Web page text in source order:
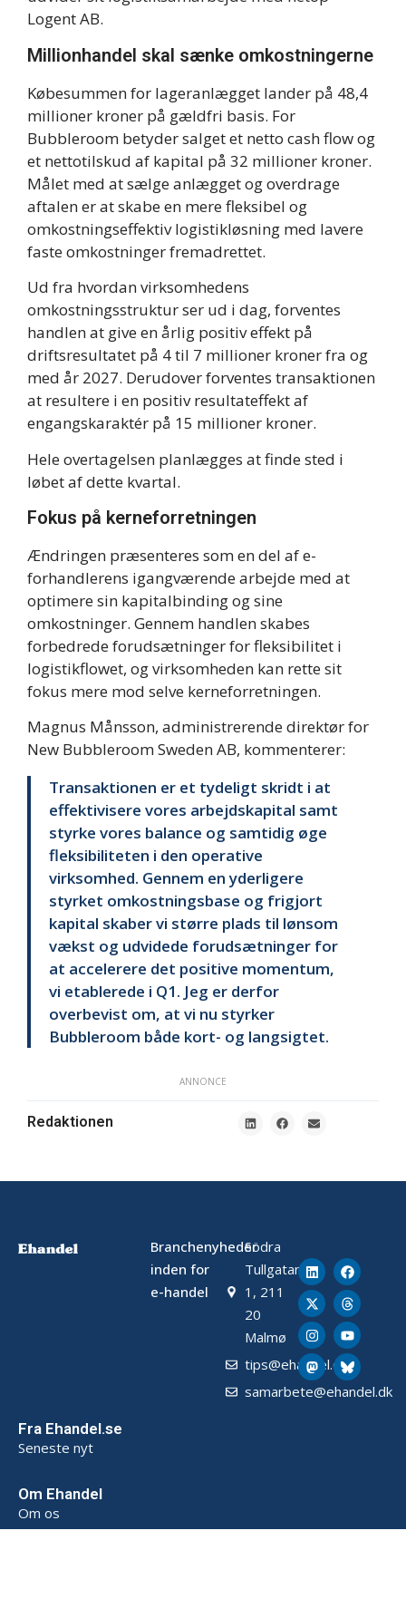
Logent AB.
Millionhandel skal sænke omkostningerne
Købesummen for lageranlægget lander på 48,4
millioner kroner på gældfri basis. For
Bubbleroom betyder salget et netto cash flow og
et nettotilskud af kapital på 32 millioner kroner.
Målet med at sælge anlægget og overdrage
aftalen er at skabe en mere fleksibel og
omkostningseffektiv logistikløsning med lavere
faste omkostninger fremadrettet.
Ud fra hvordan virksomhedens
omkostningsstruktur ser ud i dag, forventes
handlen at give en årlig positiv effekt på
driftsresultatet på 4 til 7 millioner kroner fra og
med år 2027. Derudover forventes transaktionen
at resultere i en positiv resultateffekt af
engangskaraktér på 15 millioner kroner.
Hele overtagelsen planlægges at finde sted i
løbet af dette kvartal.
Fokus på kerneforretningen
Ændringen præsenteres som en del af e-
forhandlerens igangværende arbejde med at
optimere sin kapitalbinding og sine
omkostninger. Gennem handlen skabes
forbedrede forudsætninger for fleksibilitet i
logistikflowet, og virksomheden kan rette sit
fokus mere mod selve kerneforretningen.
Magnus Månsson, administrerende direktør for
New Bubbleroom Sweden AB, kommenterer:
Transaktionen er et tydeligt skridt i at
effektivisere vores arbejdskapital samt
styrke vores balance og samtidig øge
fleksibiliteten i den operative
virksomhed. Gennem en yderligere
styrket omkostningsbase og frigjort
kapital skaber vi større plads til lønsom
vækst og udvidede forudsætninger for
at accelerere det positive momentum,
vi etablerede i Q1. Jeg er derfor
overbevist om, at vi nu styrker
Bubbleroom både kort- og langsigtet.
ANNONCE
Redaktionen
Branchenyheder
inden for
e-handel
Södra
Tullgatan
1, 211
20
Malmø
tips@ehandel.dk
samarbete@ehandel.dk
Fra Ehandel.se
Seneste nyt
Om Ehandel
Om os